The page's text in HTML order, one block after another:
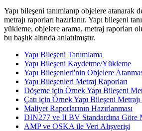
Yapı bileşeni tanımlanıp objelere atanarak
metrajı raporları hazırlanır. Yapı bileşeni
yükleme, objelere arama, metraj raporları
bu başlık altında anlatılmıştır.
Yapı Bileşeni Tanımlama
Yapı Bileşeni Kaydetme/Yükleme
Yapı Bileşenleri'nin Objelere
Yapı Bileşenleri Metraj Raporları
Döşeme için Örnek Yapı Bileşeni
Çatı için Örnek Yapı Bileşeni
Maliyet Raporlarının Hazırlanması
DIN277 ve II BV Standardına Göre
AMP ve OSKA ile Veri Alışverişi